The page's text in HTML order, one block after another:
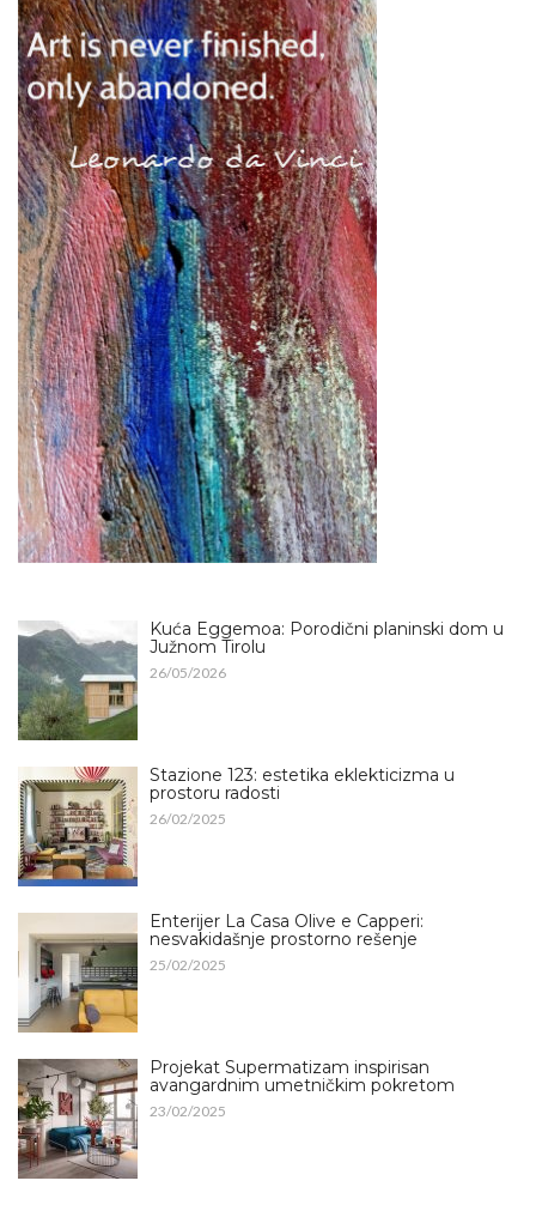
Kuća Eggemoa: Porodični planinski dom u
Južnom Tirolu
26/05/2026
Stazione 123: estetika eklekticizma u
prostoru radosti
26/02/2025
Enterijer La Casa Olive e Capperi:
nesvakidašnje prostorno rešenje
25/02/2025
Projekat Supermatizam inspirisan
avangardnim umetničkim pokretom
23/02/2025